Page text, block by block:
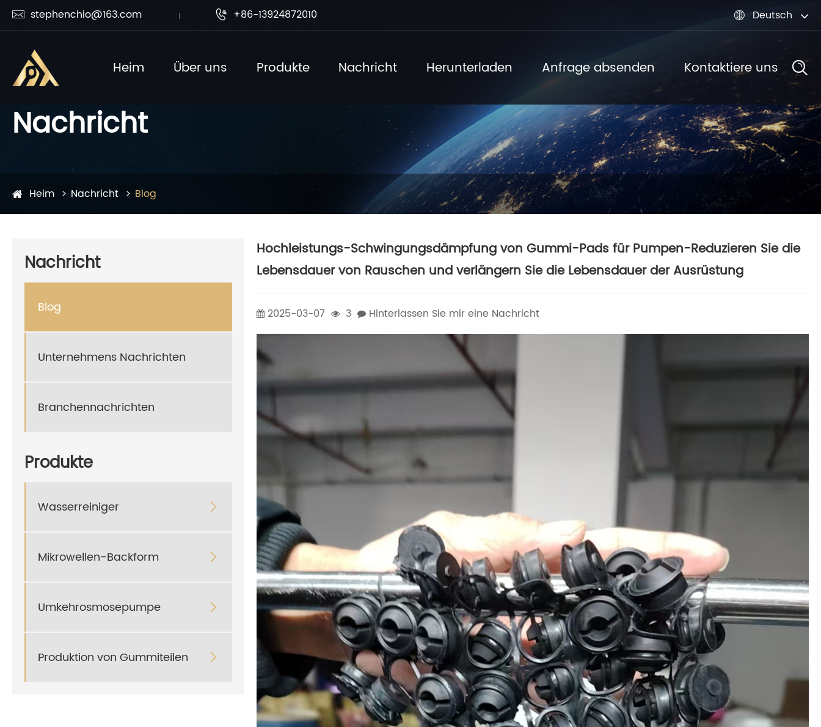
 stephenchio@163.com  +86-13924872010  Deutsch
Heim Über uns Produkte Nachricht Herunterladen Anfrage absenden Kontaktiere uns
Nachricht
Heim Nachricht Blog
Nachricht
Blog
Unternehmens Nachrichten
Branchennachrichten
Produkte
Wasserreiniger 
Mikrowellen-Backform 
Umkehrosmosepumpe 
Produktion von Gummiteilen 
Hochleistungs-Schwingungsdämpfung von Gummi-Pads für Pumpen-Reduzieren Sie die
Lebensdauer von Rauschen und verlängern Sie die Lebensdauer der Ausrüstung
2025-03-07 3 Hinterlassen Sie mir eine Nachricht